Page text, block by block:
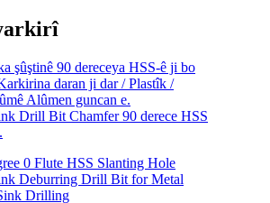
Drill Bit Chamfer 90 derece HSS